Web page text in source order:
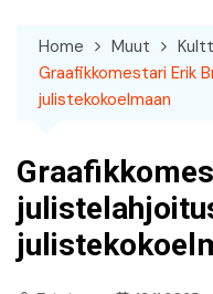
Home Muut
Graafikkomestari Erik
julistekokoelmaan